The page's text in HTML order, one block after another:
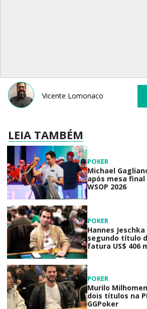
Vicente Lomonaco
LEIA TAMBÉM
POKER
Michael
após mesa final
WSOP 2026
POKER
Hannes
segundo título
fatura US$ 406
POKER
Murilo
dois títulos na
GGPoker